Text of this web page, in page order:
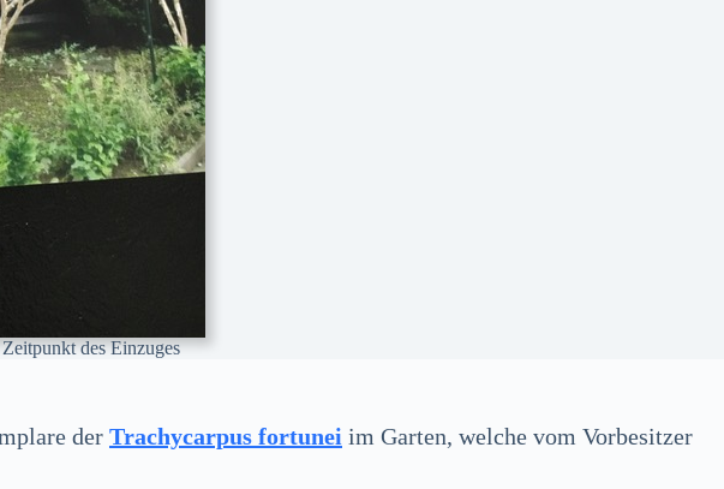
des Einzuges
der Trachycarpus fortunei im Garten, welche vom Vorbesitzer